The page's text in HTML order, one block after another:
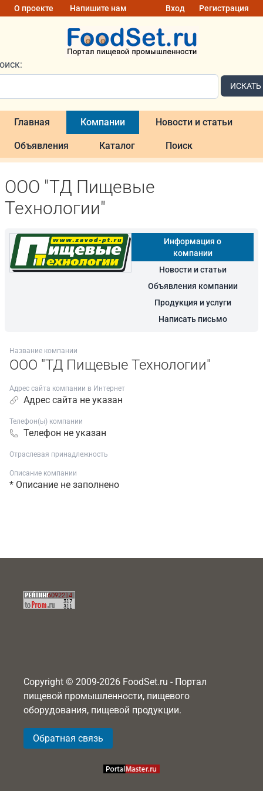
О проекте Напишите нам Вход Регистрация
ИСКАТЬ
Главная Компании Новости и статьи
Объявления Каталог Поиск
ООО "ТД Пищевые
Технологии"
Информация о
компании
Новости и статьи
Объявления компании
Продукция и услуги
Написать письмо
Название компании
ООО "ТД Пищевые Технологии"
Адрес сайта компании в Интернет
Адрес сайта не указан
Телефон(ы) компании
Телефон не указан
Отраслевая принадлежность
Описание компании
* Описание не заполнено
Copyright © 2009-2026 FoodSet.ru - Портал
пищевой промышленности, пищевого
оборудования, пищевой продукции.
Обратная связь